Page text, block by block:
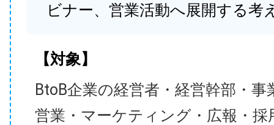
ビナー、営業活動へ展開する考
【対象】
BtoB企業の経営者・経営幹部・事
営業・マーケティング・広報・採